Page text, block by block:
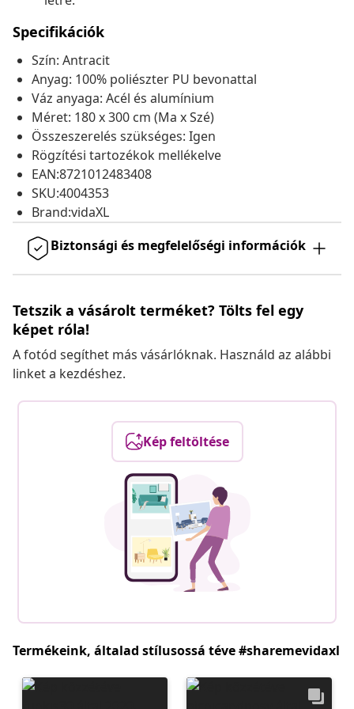
Specifikációk
Szín: Antracit
Anyag: 100% poliészter PU bevonattal
Váz anyaga: Acél és alumínium
Méret: 180 x 300 cm (Ma x Szé)
Összeszerelés szükséges: Igen
Rögzítési tartozékok mellékelve
EAN:8721012483408
SKU:4004353
Brand:vidaXL
Biztonsági és megfelelőségi információk
Tetszik a vásárolt terméket? Tölts fel egy
képet róla!
A fotód segíthet más vásárlóknak. Használd az alábbi
linket a kezdéshez.
Kép feltöltése
Termékeink, általad stílusossá téve #sharemevidaxl